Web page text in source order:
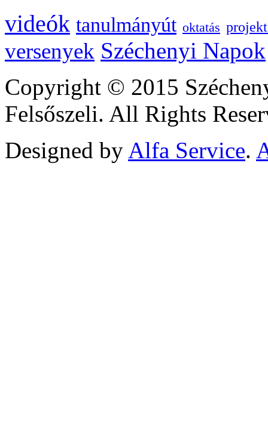
videók tanulmányút oktatás
versenyek Széchenyi Napok
Copyright © 2015
Felsőszeli. All Rights
Designed by Alfa Service.